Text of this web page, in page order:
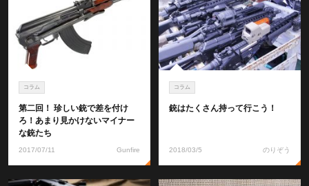
コラム
第二回！ 珍しい銃で差を付け
ろ！あまり見かけないマイナー
な銃たち
2017/07/11 Gunfire
コラム
銃はたくさん持って行こう！
2018/03/5 のりぞう